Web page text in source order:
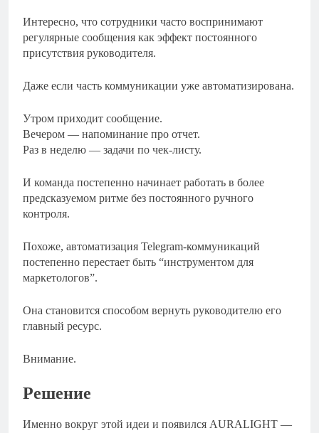
Интересно, что сотрудники часто воспринимают
регулярные сообщения как эффект постоянного
присутствия руководителя.
Даже если часть коммуникации уже автоматизирована.
Утром приходит сообщение.
Вечером — напоминание про отчет.
Раз в неделю — задачи по чек-листу.
И команда постепенно начинает работать в более
предсказуемом ритме без постоянного ручного
контроля.
Похоже, автоматизация Telegram-коммуникаций
постепенно перестает быть “инструментом для
маркетологов”.
Она становится способом вернуть руководителю его
главный ресурс.
Внимание.
Решение
Именно вокруг этой идеи и появился AURALIGHT —